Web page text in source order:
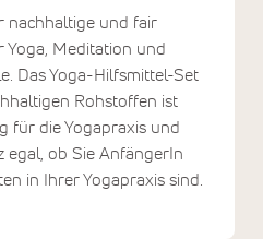
nachhaltige und fair
Meditation und
Das Yoga-Hilfsmittel-Set
Rohstoffen ist
für die Yogapraxis und
egal, ob Sie AnfängerIn
in Ihrer Yogapraxis sind.